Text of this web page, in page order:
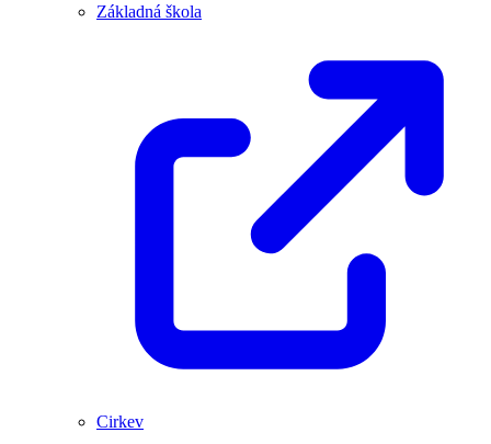
Základná škola
Cirkev